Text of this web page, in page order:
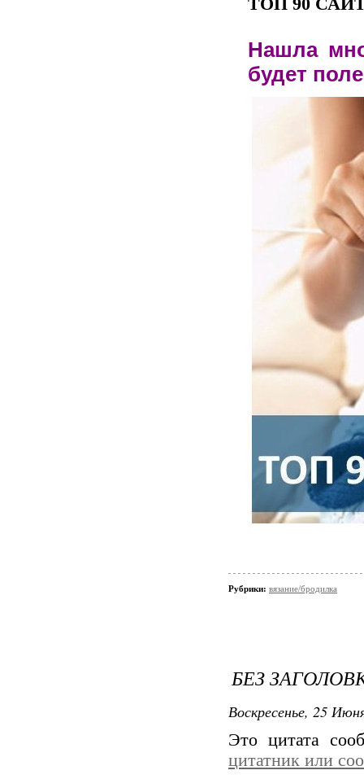
Нашла
будет
Рубрики: вязание/бродилка
БЕЗ
Воскресенье, 25
Это цитата
цитатник или